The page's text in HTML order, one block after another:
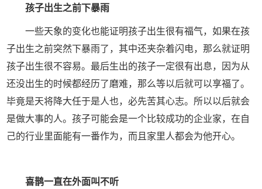
孩子出生之前下暴雨
一些天象的变化也能证明孩子出生很有福气，如果在孩
子出生之前突然下暴雨了，其中还夹杂着闪电，那么就证明
孩子出生很不容易。最后生出的孩子一定很有出息，因为从
还没出生的时候都经历了磨难，那么等以后就可以享福了。
毕竟是天将降大任于是人也，必先苦其心志。所以以后就会
是做大事的人。孩子可能会是一个比较成功的企业家，在自
己的行业里面能有一番作为，而且家里人都会为他开心。
喜鹊一直在外面叫不听